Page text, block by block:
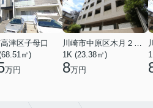
津区子母口
㎡)
万円
川崎市中原区木月２丁目
1K (23.38㎡)
8万円